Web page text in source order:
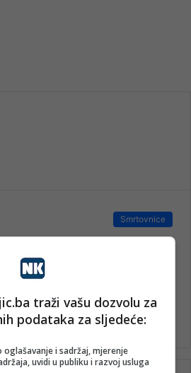
Smrtovnice
(HAMDO) MEMIDŽAN,
traži vašu dozvolu za
podataka za sljedeće:
oglašavanje i sadržaj, mjerenje
uvidi u publiku i razvoj usluga